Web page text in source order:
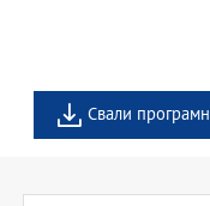
Свали